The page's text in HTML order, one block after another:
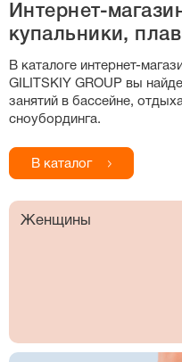
Интернет-
купальники,
В каталоге интернет-
GILITSKIY GROUP вы
занятий в бассейне,
сноубординга.
В каталог
Женщины